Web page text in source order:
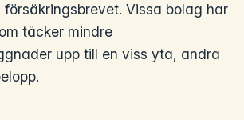
Vissa bolag har
täcker mindre
upp till en viss yta, andra